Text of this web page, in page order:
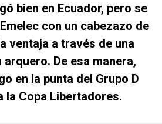
bien en Ecuador, pero se
con un cabezazo de
ventaja a través de una
De esa manera,
en la punta del Grupo D
la Copa Libertadores.